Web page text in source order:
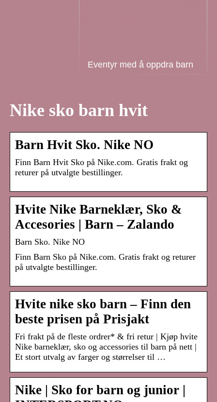
Eventyr med å oppdra barn
Nike sko barn hvit
Barn Hvit Sko. Nike NO
Finn Barn Hvit Sko på Nike.com. Gratis frakt og
returer på utvalgte bestillinger.
Hvite Nike Barneklær, Sko &
Accesories | Barn – Zalando
Barn Sko. Nike NO
Finn Barn Sko på Nike.com. Gratis frakt og returer
på utvalgte bestillinger.
Hvite nike sko barn – Finn den
beste prisen på Prisjakt
Fri frakt på de fleste ordrer* & fri retur | Kjøp hvite
Nike barneklær, sko og accessories til barn på nett |
Et stort utvalg av farger og størrelser til …
Nike | Sko for barn og junior |